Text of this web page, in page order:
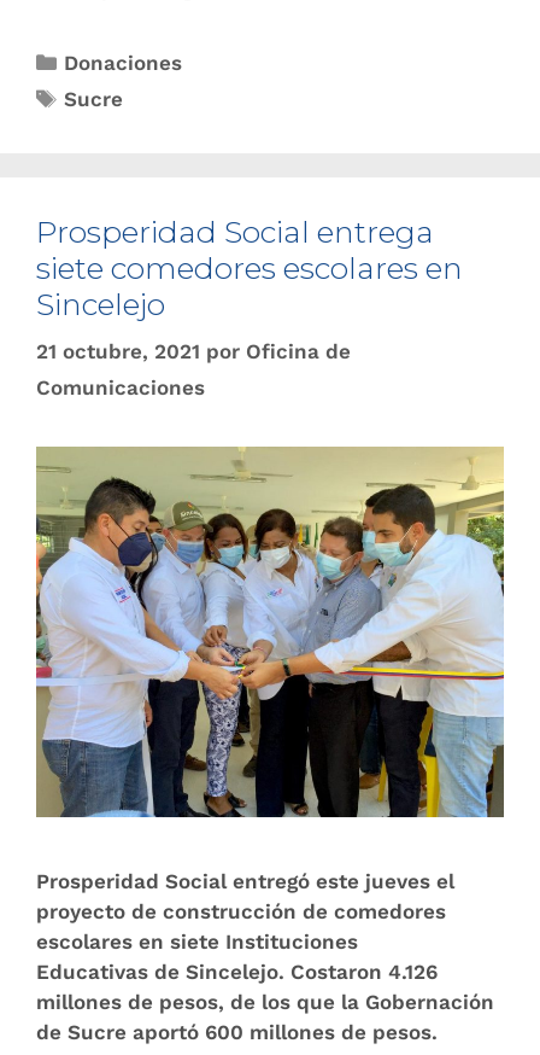
Donaciones
Sucre
Prosperidad Social entrega
siete comedores escolares en
Sincelejo
21 octubre, 2021 por Oficina de
Comunicaciones
Prosperidad Social entregó este jueves el
proyecto de construcción de comedores
escolares en siete Instituciones
Educativas de Sincelejo. Costaron 4.126
millones de pesos, de los que la Gobernación
de Sucre aportó 600 millones de pesos.